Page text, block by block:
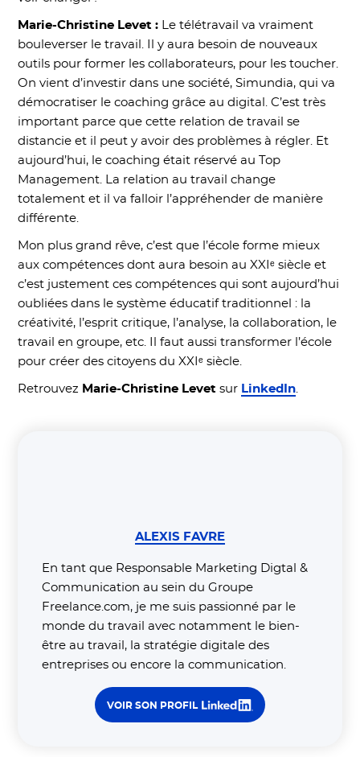
Marie-Christine Levet : Le télétravail va vraiment
bouleverser le travail. Il y aura besoin de nouveaux
outils pour former les collaborateurs, pour les toucher.
On vient d’investir dans une société, Simundia, qui va
démocratiser le coaching grâce au digital. C’est très
important parce que cette relation de travail se
distancie et il peut y avoir des problèmes à régler. Et
aujourd’hui, le coaching était réservé au Top
Management. La relation au travail change
totalement et il va falloir l’appréhender de manière
différente.
Mon plus grand rêve, c’est que l’école forme mieux
aux compétences dont aura besoin au XXIᵉ siècle et
c’est justement ces compétences qui sont aujourd’hui
oubliées dans le système éducatif traditionnel : la
créativité, l’esprit critique, l’analyse, la collaboration, le
travail en groupe, etc. Il faut aussi transformer l’école
pour créer des citoyens du XXIᵉ siècle.
Retrouvez Marie-Christine Levet sur LinkedIn.
ALEXIS FAVRE
En tant que Responsable Marketing Digtal &
Communication au sein du Groupe
Freelance.com, je me suis passionné par le
monde du travail avec notamment le bien-
être au travail, la stratégie digitale des
entreprises ou encore la communication.
VOIR SON PROFIL